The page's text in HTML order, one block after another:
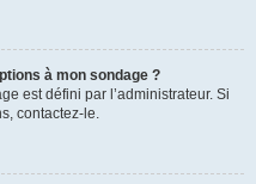
à mon sondage ?
est défini par l’administrateur. Si
contactez-le.